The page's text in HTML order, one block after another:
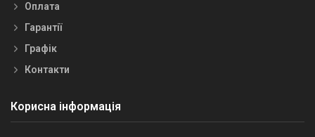
Оплата
Гарантії
Графік
Контакти
Корисна інформація